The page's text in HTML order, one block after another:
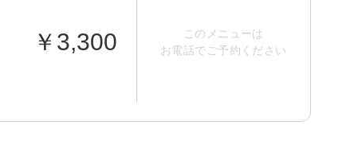
￥3,300
このメニューは
お電話でご予約ください